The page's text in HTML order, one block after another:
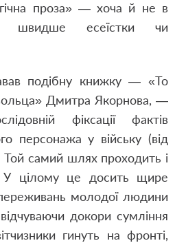
проза» — хоча й не в
швидше есеїстки чи
подібну книжку — «То
Дмитра Якорнова, —
фіксації фактів
персонажа у війську (від
Той самий шлях проходить і
У цілому це досить щире
молодої людини
докори сумління
гинуть на фронті,